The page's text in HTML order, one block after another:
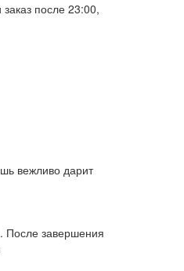
после 23:00,
вежливо дарит
После завершения